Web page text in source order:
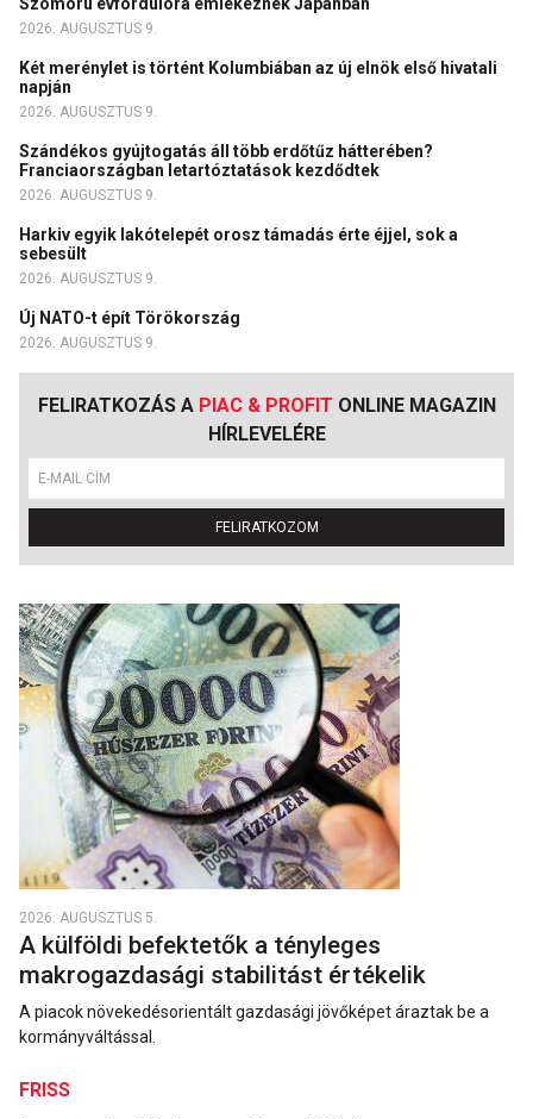
2026. AUGUSZTUS 9.
Két merénylet is történt Kolumbiában az új elnök első hivatali
napján
2026. AUGUSZTUS 9.
Szándékos gyújtogatás áll több erdőtűz hátterében?
Franciaországban letartóztatások kezdődtek
2026. AUGUSZTUS 9.
Harkiv egyik lakótelepét orosz támadás érte éjjel, sok a
sebesült
2026. AUGUSZTUS 9.
Új NATO-t épít Törökország
2026. AUGUSZTUS 9.
FELIRATKOZÁS A PIAC & PROFIT ONLINE MAGAZIN
HÍRLEVELÉRE
FELIRATKOZOM
2026. AUGUSZTUS 5.
A külföldi befektetők a tényleges
makrogazdasági stabilitást értékelik
A piacok növekedésorientált gazdasági jövőképet áraztak be a
kormányváltással.
FRISS